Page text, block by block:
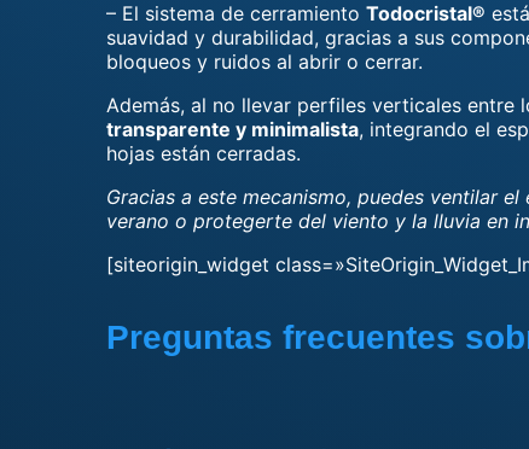
– El sistema de cerramiento Todocristal®
suavidad y durabilidad, gracias a sus
bloqueos y ruidos al abrir o cerrar.
Además, al no llevar perfiles verticales entre
transparente y minimalista, integrando el
hojas están cerradas.
Gracias a este mecanismo, puedes ventilar
verano o protegerte del viento y la lluvia en
[siteorigin_widget
Preguntas frecuentes